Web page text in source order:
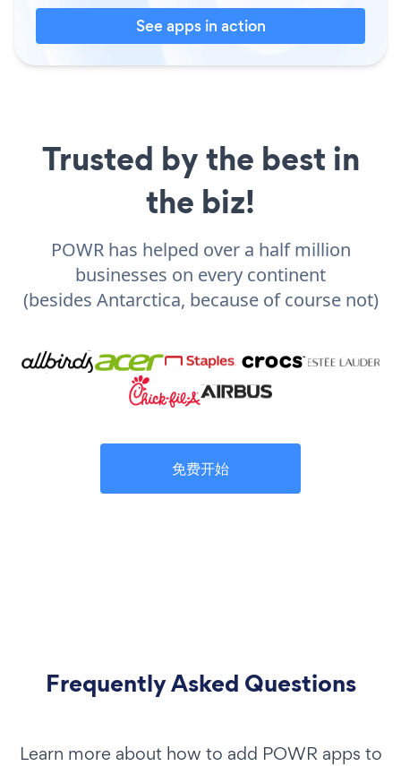
See apps in action
Trusted by the best in
the biz!
POWR has helped over a half million
businesses on every continent
(besides Antarctica, because of course not)
免费开始
Frequently Asked Questions
Learn more about how to add POWR apps to